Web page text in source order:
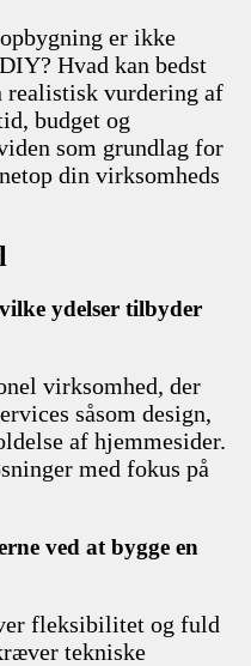
er ikke
Hvad kan bedst
realistisk vurdering af
budget og
som grundlag for
din virksomheds
ydelser tilbyder
virksomhed, der
såsom design,
af hjemmesider.
med fokus på
ved at bygge en
fleksibilitet og fuld
tekniske